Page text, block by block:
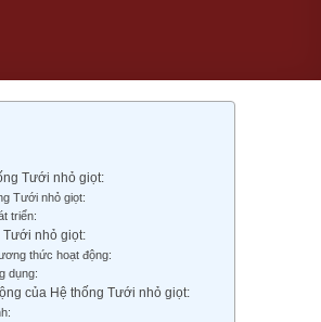
Tưới nhỏ giọt:
Tưới nhỏ giọt:
triển:
Tưới nhỏ giọt:
thức hoạt động:
dụng:
của Hệ thống Tưới nhỏ giọt: